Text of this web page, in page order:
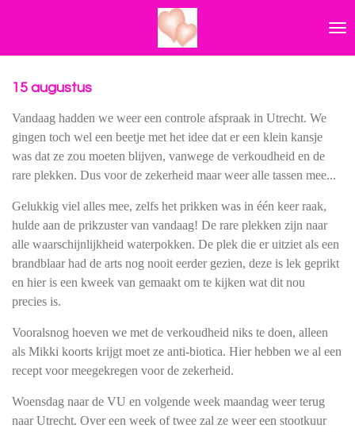
hoofdinhoud
15 augustus
Vandaag hadden we weer een controle afspraak in Utrecht. We
gingen toch wel een beetje met het idee dat er een klein kansje
was dat ze zou moeten blijven, vanwege de verkoudheid en de
rare plekken. Dus voor de zekerheid maar weer alle tassen mee...
Gelukkig viel alles mee, zelfs het prikken was in één keer raak,
hulde aan de prikzuster van vandaag! De rare plekken zijn naar
alle waarschijnlijkheid waterpokken. De plek die er uitziet als een
brandblaar had de arts nog nooit eerder gezien, deze is lek geprikt
en hier is een kweek van gemaakt om te kijken wat dit nou
precies is.
Vooralsnog hoeven we met de verkoudheid niks te doen, alleen
als Mikki koorts krijgt moet ze anti-biotica. Hier hebben we al een
recept voor meegekregen voor de zekerheid.
Woensdag naar de VU en volgende week maandag weer terug
naar Utrecht. Over een week of twee zal ze weer een stootkuur